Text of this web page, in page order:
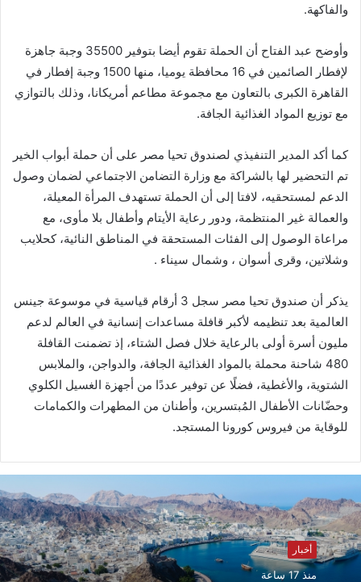
والفاكهة.
وأوضح عبد الفتاح أن الحملة تقوم أيضا بتوفير 35500 وجبة جاهزة
لإفطار الصائمين في 16 محافظة يوميا، منها 1500 وجبة إفطار في
القاهرة الكبرى بالتعاون مع مجموعة مطاعم أمريكانا، وذلك بالتوازي
مع توزيع المواد الغذائية الجافة.
كما أكد المدير التنفيذي لصندوق تحيا مصر على أن حملة أبواب الخير
تم التحضير لها بالشراكة مع وزارة التضامن الاجتماعي لضمان وصول
الدعم لمستحقيه، لافتا إلى أن الحملة تستهدف المرأة المعيلة،
والعمالة غير المنتظمة، ودور رعاية الأيتام وأطفال بلا مأوى، مع
مراعاة الوصول إلى الفئات المستحقة في المناطق النائية، كحلايب
وشلاتين، وقرى أسوان ، وشمال سيناء .
يذكر أن صندوق تحيا مصر سجل 3 أرقام قياسية في موسوعة جينس
العالمية بعد تنظيمه لأكبر قافلة مساعدات إنسانية في العالم لدعم
مليون أسرة أولى بالرعاية خلال فصل الشتاء، إذ تضمنت القافلة
480 شاحنة محملة بالمواد الغذائية الجافة، والدواجن، والملابس
الشتوية، والأغطية، فضلًا عن توفير عددًا من أجهزة الغسيل الكلوي
وحضّانات الأطفال المُبتسرين، وأطنان من المطهرات والكمامات
للوقاية من فيروس كورونا المستجد.
أخبار
منذ 17 ساعة